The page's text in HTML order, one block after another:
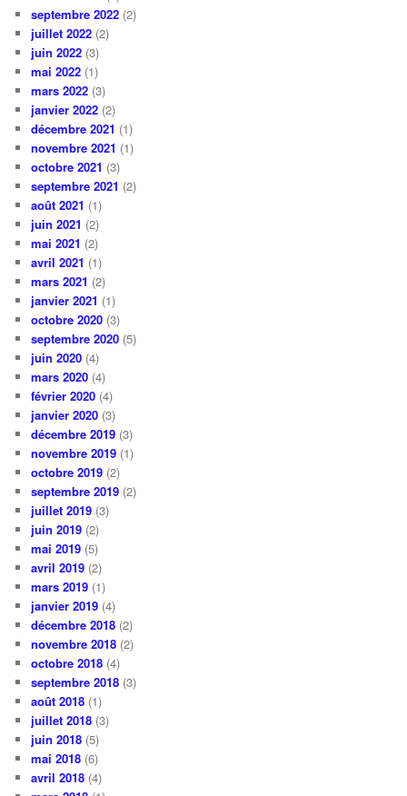
septembre 2022 (2)
juillet 2022 (2)
juin 2022 (3)
mai 2022 (1)
mars 2022 (3)
janvier 2022 (2)
décembre 2021 (1)
novembre 2021 (1)
octobre 2021 (3)
septembre 2021 (2)
août 2021 (1)
juin 2021 (2)
mai 2021 (2)
avril 2021 (1)
mars 2021 (2)
janvier 2021 (1)
octobre 2020 (3)
septembre 2020 (5)
juin 2020 (4)
mars 2020 (4)
février 2020 (4)
janvier 2020 (3)
décembre 2019 (3)
novembre 2019 (1)
octobre 2019 (2)
septembre 2019 (2)
juillet 2019 (3)
juin 2019 (2)
mai 2019 (5)
avril 2019 (2)
mars 2019 (1)
janvier 2019 (4)
décembre 2018 (2)
novembre 2018 (2)
octobre 2018 (4)
septembre 2018 (3)
août 2018 (1)
juillet 2018 (3)
juin 2018 (5)
mai 2018 (6)
avril 2018 (4)